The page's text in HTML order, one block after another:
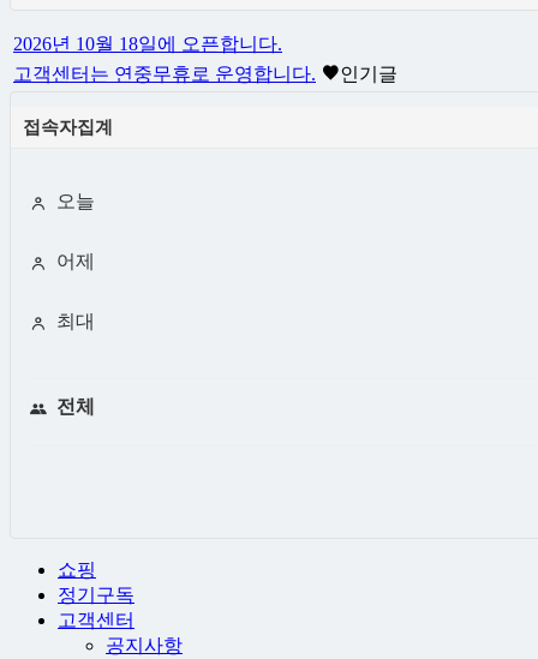
2026년 10월 18일에 오픈합니다.
고객센터는 연중무휴로 운영합니다.
인기글
접속자집계
오늘
어제
최대
전체
쇼핑
정기구독
고객센터
공지사항